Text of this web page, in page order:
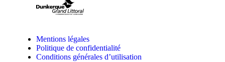
Mentions légales
Politique de confidentialité
Conditions générales d’utilisation